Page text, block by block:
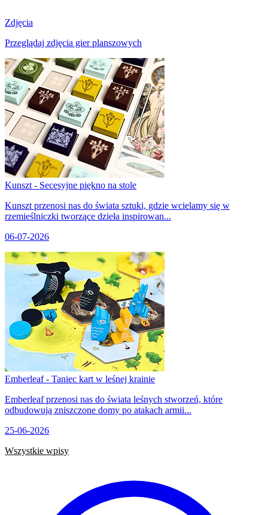
Zdjęcia
Przeglądaj zdjęcia gier planszowych
Kunszt - Secesyjne piękno na stole
Kunszt przenosi nas do świata sztuki, gdzie wcielamy się w
rzemieślniczki tworzące dzieła inspirowan...
06-07-2026
Emberleaf - Taniec kart w leśnej krainie
Emberleaf przenosi nas do świata leśnych stworzeń, które
odbudowują zniszczone domy po atakach armii...
25-06-2026
Wszystkie wpisy